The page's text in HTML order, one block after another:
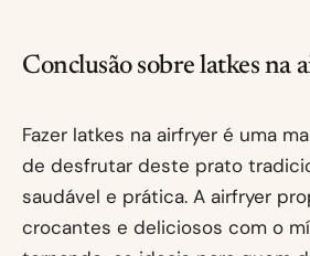
Conclusão sobre latkes na
Fazer latkes na airfryer é uma
de desfrutar deste prato
saudável e prática. A airfryer
crocantes e deliciosos com o